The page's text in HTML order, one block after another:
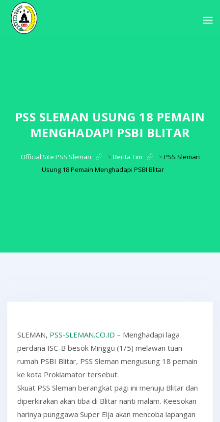
PSS SLEMAN USUNG 18 PEMAIN
MENGHADAPI PSBI BLITAR
Official Site PSS Sleman > Berita Tim > PSS Sleman
Usung 18 Pemain Menghadapi PSBI Blitar
SLEMAN, PSS-SLEMAN.CO.ID – Menghadapi laga
perdana ISC-B besok Minggu (1/5) melawan tuan
rumah PSBI Blitar, PSS Sleman mengusung 18 pemain
ke kota Proklamator tersebut.
Skuat PSS Sleman berangkat pagi ini menuju Blitar dan
diperkirakan akan tiba di Blitar nanti malam. Keesokan
harinya punggawa Super Elja akan mencoba lapangan